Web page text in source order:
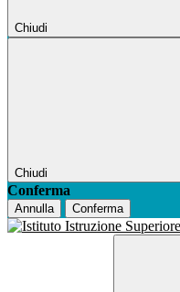
Chiudi
Chiudi
Conferma
Annulla Conferma